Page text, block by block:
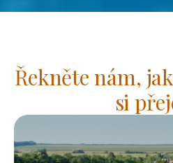
Řekněte nám,
si